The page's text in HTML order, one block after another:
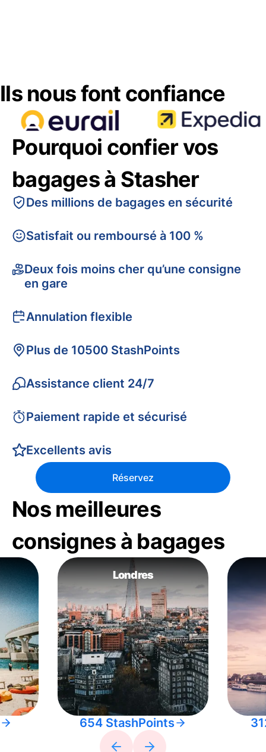
Ils nous font confiance
Pourquoi confier vos
bagages à Stasher
Des millions de bagages en sécurité
Satisfait ou remboursé à 100 %
Deux fois moins cher qu’une consigne
en gare
Annulation flexible
Plus de 10500 StashPoints
Assistance client 24/7
Paiement rapide et sécurisé
Excellents avis
Réservez
Nos meilleures
consignes à bagages
Londres
654 StashPoints